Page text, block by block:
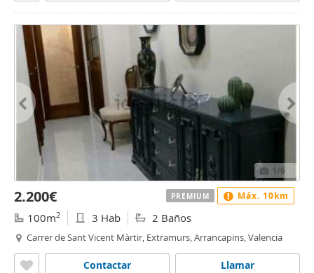
1/6
2.200€
100m2 3 Hab 2 Baños
Carrer de Sant Vicent Màrtir, Extramurs, Arrancapins, Valencia
Llamar
Contactar
PREMIUM Máx. 10km